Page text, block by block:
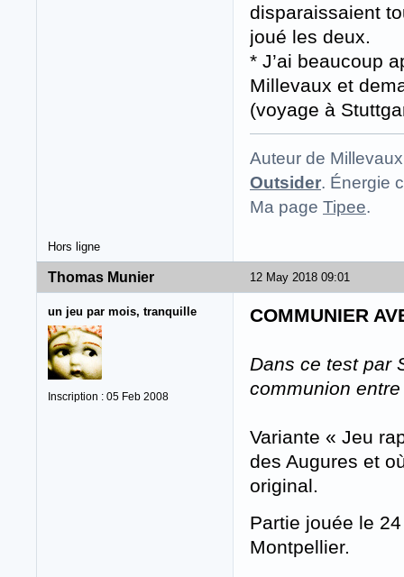
disparaissaient
joué les deux.
* J’ai beaucoup
Millevaux et
(voyage à
Auteur de
Outsider. Énergie
Ma page Tipee.
Hors ligne
12 May 2018 09:01
Thomas Munier
un jeu par mois, tranquille
Inscription : 05 Feb 2008
COMMUNIER
Dans ce test par
communion
Variante « Jeu
des Augures et
original.
Partie jouée le
Montpellier.